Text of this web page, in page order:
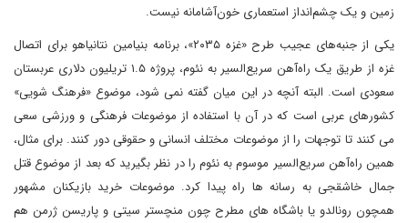
زمین و یک چشم‌انداز استعماری خون‌آشامانه نیست.
یکی از جنبه‌های عجیب طرح «غزه ۲۰۳۵»، برنامه بنیامین نتانیاهو برای اتصال
غزه از طریق یک راه‌آهن سریع‌السیر به نئوم، پروژه ۱.۵ تریلیون دلاری عربستان
سعودی است. البته آنچه در این میان گفته نمی شود، موضوع «فرهنگ شویی»
کشورهای عربی است که در آن با استفاده از موضوعات فرهنگی و ورزشی سعی
می کنند تا توجهات را از موضوعات مختلف انسانی و حقوقی دور کنند. برای مثال،
همین راه‌آهن سریع‌السیر موسوم به نئوم را در نظر بگیرید که بعد از موضوع قتل
جمال خاشقجی به رسانه ها راه پیدا کرد. موضوعات خرید بازیکنان مشهور
همچون رونالدو یا باشگاه های مطرح چون منچستر سیتی و پاریسن ژرمن هم